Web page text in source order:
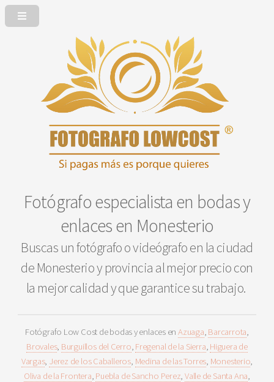
Fotógrafo especialista en bodas y
enlaces en Monesterio
Buscas un fotógrafo o videógrafo en la ciudad
de Monesterio y provincia al mejor precio con
la mejor calidad y que garantice su trabajo.
Fotógrafo Low Cost de bodas y enlaces enAzuaga, Barcarrota,
Brovales, Burguillos del Cerro, Fregenal de la Sierra, Higuera de
Vargas, Jerez de los Caballeros, Medina de las Torres, Monesterio,
Oliva de la Frontera, Puebla de Sancho Perez,Valle de Santa Ana,